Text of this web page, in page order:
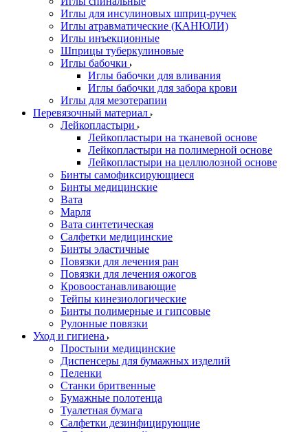
Иглы для инсулиновых шприц-ручек
Иглы атравматические (КАНЮЛИ)
Иглы инъекционные
Шприцы туберкулиновые
Иглы бабочки
Иглы бабочки для вливания
Иглы бабочки для забора крови
Иглы для мезотерапии
Перевязочный материал
Лейкопластыри
Лейкопластыри на тканевой основе
Лейкопластыри на полимерной основе
Лейкопластыри на целлюлозной основе
Бинты самофиксирующиеся
Бинты медицинские
Вата
Марля
Вата синтетическая
Салфетки медицинские
Бинты эластичные
Повязки для лечения ран
Повязки для лечения ожогов
Кровоостанавливающие
Тейпы кинезиологические
Бинты полимерные и гипсовые
Рулонные повязки
Уход и гигиена
Простыни медицинские
Диспенсеры для бумажных изделий
Пеленки
Станки бритвенные
Бумажные полотенца
Туалетная бумага
Салфетки дезинфицирующие